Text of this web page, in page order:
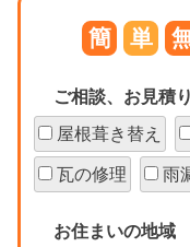
簡 単
ご相談、お見積
屋根葺き替え
瓦の修理 雨
お住まいの地域